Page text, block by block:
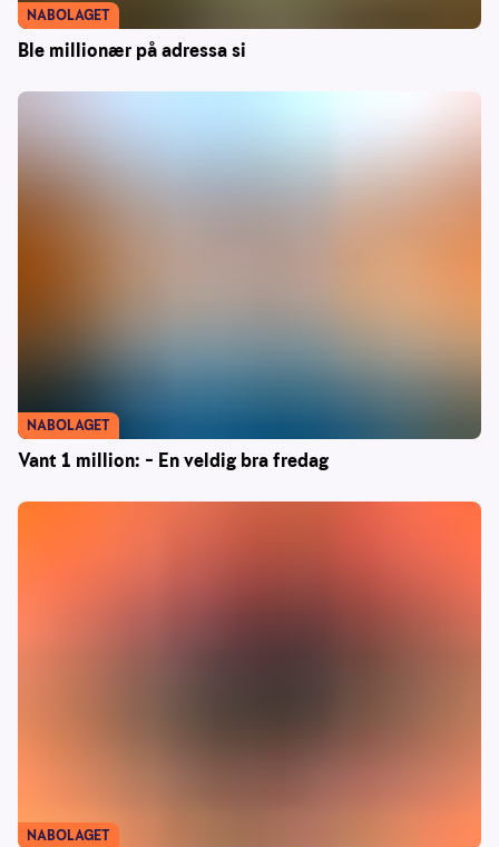
Ble millionær på adressa si
NABOLAGET
Vant 1 million: – En veldig bra fredag
NABOLAGET
NABOLAGET